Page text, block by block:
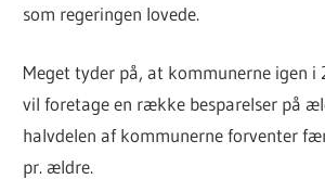
som regeringen lovede.
Meget tyder på, at kommunerne igen i
vil foretage en række besparelser på
halvdelen af kommunerne forventer
pr. ældre.